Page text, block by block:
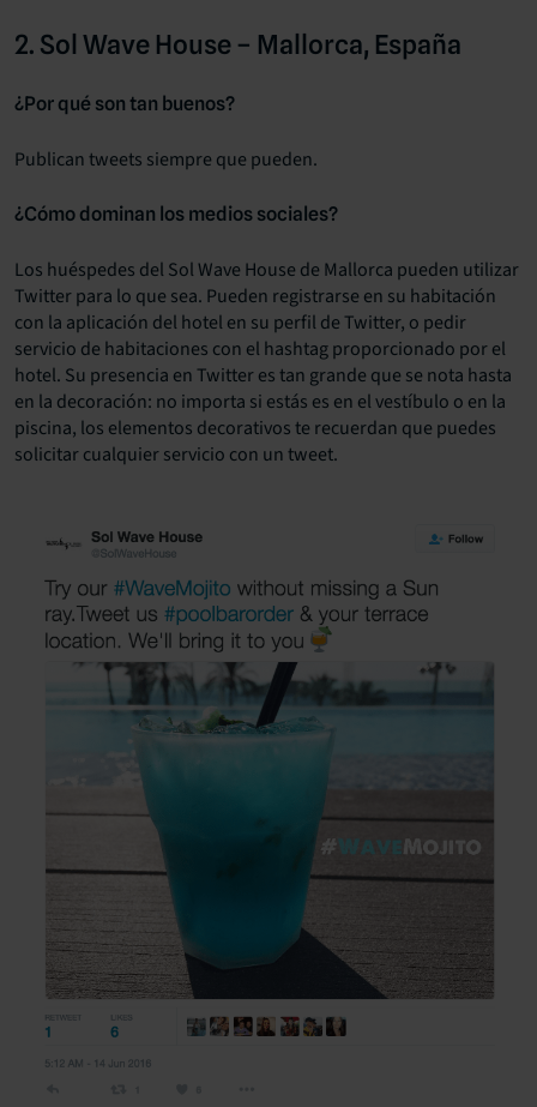
2. Sol Wave House – Mallorca, España
¿Por qué son tan buenos?
Publican tweets siempre que pueden.
¿Cómo dominan los medios sociales?
Los huéspedes del Sol Wave House de Mallorca pueden utilizar
Twitter para lo que sea. Pueden registrarse en su habitación
con la aplicación del hotel en su perfil de Twitter, o pedir
servicio de habitaciones con el hashtag proporcionado por el
hotel. Su presencia en Twitter es tan grande que se nota hasta
en la decoración: no importa si estás es en el vestíbulo o en la
piscina, los elementos decorativos te recuerdan que puedes
solicitar cualquier servicio con un tweet.